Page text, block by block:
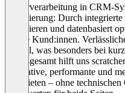
Weiterverarbeitung in CRM-
Optimierung: Durch
analysieren und datenbasiert
unsere Kund:innen.
schnell, was besonders bei
ist. Insgesamt hilft uns
innovative, performante und
anzubieten – ohne